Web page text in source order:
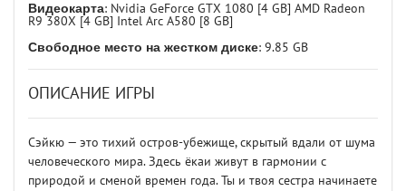
Видеокарта: Nvidia GeForce GTX 1080 [4 GB] AMD Radeon
R9 380X [4 GB] Intel Arc A580 [8 GB]
Свободное место на жестком диске: 9.85 GB
ОПИСАНИЕ ИГРЫ
Сэйкю — это тихий остров-убежище, скрытый вдали от шума
человеческого мира. Здесь ёкаи живут в гармонии с
природой и сменой времен года. Ты и твоя сестра начинаете